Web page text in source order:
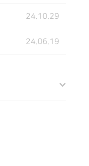
24.10.29
24.06.19